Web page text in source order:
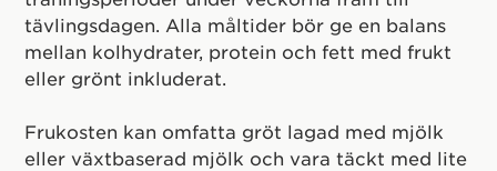
tävlingsdagen. Alla måltider bör ge en balans
mellan kolhydrater, protein och fett med frukt
eller grönt inkluderat.
Frukosten kan omfatta gröt lagad med mjölk
eller växtbaserad mjölk och vara täckt med lite